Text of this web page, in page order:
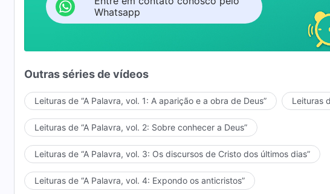
Whatsapp
Outras séries de vídeos
Leituras de “A Palavra, vol. 1: A aparição e a obra de Deus” Leituras
Leituras de “A Palavra, vol. 2: Sobre conhecer a Deus”
Leituras de “A Palavra, vol. 3: Os discursos de Cristo dos últimos dias”
Leituras de “A Palavra, vol. 4: Expondo os anticristos”